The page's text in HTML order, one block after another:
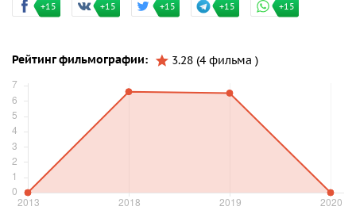
+15 +15 +15 +15 +15
Рейтинг фильмографии: 3.28 (4 фильма )